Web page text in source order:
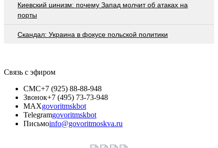
Киевский цинизм: почему Запад молчит об атаках на
порты
Скандал: Украина в фокусе польской политики
Связь с эфиром
СМС+7 (925) 88-88-948
Звонок+7 (495) 73-73-948
MAXgovoritmskbot
Telegramgovoritmskbot
Письмоinfo@govoritmoskva.ru